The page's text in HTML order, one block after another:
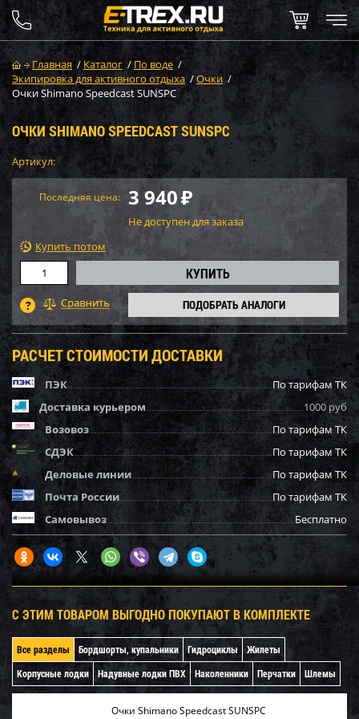
Главная / Каталог / По воде /
Экипировка для активного отдыха /Очки /
Очки Shimano Speedcast SUNSPC
ОЧКИ SHIMANO SPEEDCAST SUNSPC
Артикул:
Последняя цена: 3 940₽
Не доступен для заказа
Купить потом
ПОДОБРАТЬ АНАЛОГИ
РАСЧЕТ СТОИМОСТИ ДОСТАВКИ
ПЭК
По тарифам ТК
Доставка курьером
1000 руб
Возовоз
По тарифам ТК
СДЭК
По тарифам ТК
Деловые линии
По тарифам ТК
Почта России
По тарифам ТК
Самовывоз
Бесплатно
С ЭТИМ ТОВАРОМ ВЫГОДНО ПОКУПАЮТ В КОМПЛЕКТЕ
Все разделы Бордшорты, купальники Гидроциклы
Жилеты
Корпусные лодки
Надувные лодки ПВХ Наколенники Перчатки Шлемы
Очки Shimano Speedcast SUNSPC